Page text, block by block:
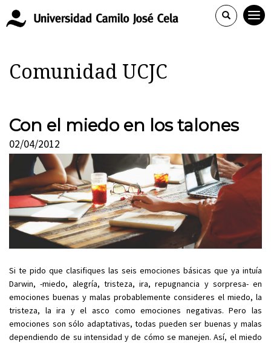
Comunidad UCJC
Con el miedo en los talones
02/04/2012
Si te pido que clasifiques las seis emociones básicas que ya intuía
Darwin, -miedo, alegría, tristeza, ira, repugnancia y sorpresa- en
emociones buenas y malas probablemente consideres el miedo, la
tristeza, la ira y el asco como emociones negativas. Pero las
emociones son sólo adaptativas, todas pueden ser buenas y malas
dependiendo de su intensidad y de cómo se manejen. Así, el miedo